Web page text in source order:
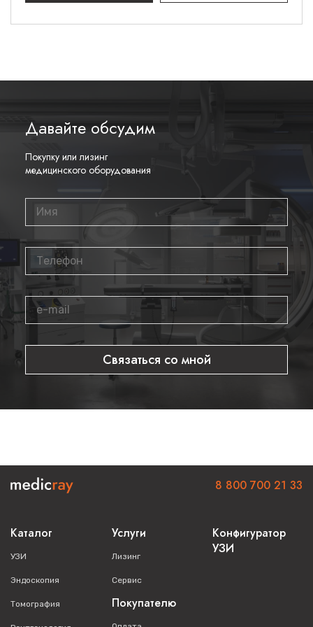
Давайте обсудим
Покупку или лизинг
медицинского оборудования
Связаться со мной
Каталог
УЗИ
Эндоскопия
Томография
Услуги
Лизинг
Сервис
Покупателю
Конфигуратор
УЗИ
8 800 700 21 33